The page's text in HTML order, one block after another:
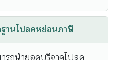
านไปลดหย่อนภาษี
ถนำยอดบริจาคไปลด